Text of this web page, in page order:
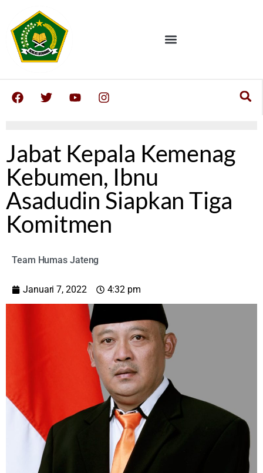
Jabat Kepala Kemenag
Kebumen, Ibnu
Asadudin Siapkan Tiga
Komitmen
Team Humas Jateng
Januari 7, 2022 4:32 pm